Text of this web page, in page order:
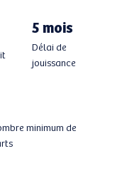
minimum de
5 mois
Délai de
jouissance